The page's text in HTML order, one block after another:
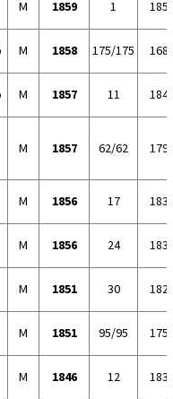
M 1859 1
M 1858 175/175
M 1857 11
M 1857 62/62
M 1856 17
M 1856 24
M 1851 30
M 1851 95/95
M 1846 12